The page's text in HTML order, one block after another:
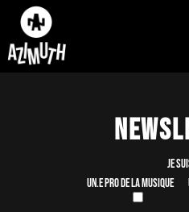
Je
Un.e pro de la musique